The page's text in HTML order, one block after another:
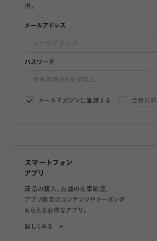
得。
メールアドレス
パスワード
メールマガジンに登録する 会員規約
スマートフォン
アプリ
商品の購入、店舗の在庫確認、
アプリ限定のコンテンツやクーポンが
もらえるお得なアプリ。
詳しくみる